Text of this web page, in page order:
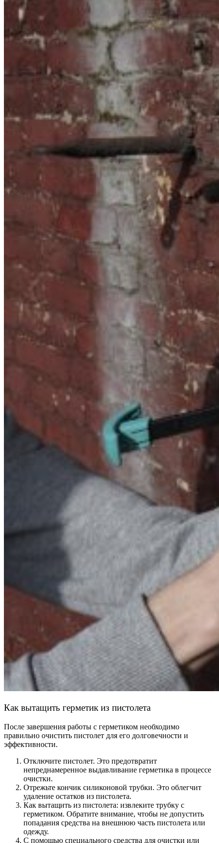
Как вытащить герметик из пистолета
После завершения работы с герметиком необходимо
правильно очистить пистолет для его долговечности и
эффективности.
Отключите пистолет. Это предотвратит
непреднамеренное выдавливание герметика в процессе
очистки.
Отрежьте кончик силиконовой трубки. Это облегчит
удаление остатков из пистолета.
Как вытащить из пистолета: извлеките трубку с
герметиком. Обратите внимание, чтобы не допустить
попадания средства на внешнюю часть пистолета или
одежду.
С помощью специального средства для очистки или